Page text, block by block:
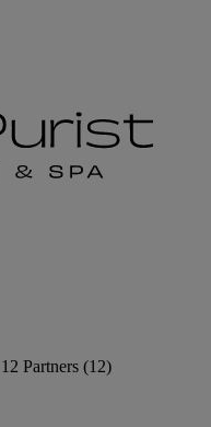
12 Partners (12)